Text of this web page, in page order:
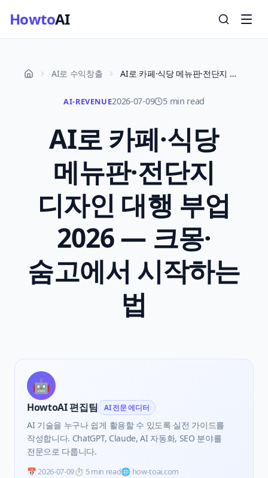
HowtoAI
AI로 수익창출 AI로 카페·식당 메뉴판·전단지 디자인 대행 부업 2026 — 크몽·숨고에서 시작하는 법
AI-REVENUE2026-07-09 5 min read
AI로 카페·식당
메뉴판·전단지
디자인 대행 부업
2026 — 크몽·
숨고에서 시작하는
법
🤖
HowtoAI 편집팀 AI 전문 에디터
AI 기술을 누구나 쉽게 활용할 수 있도록 실전 가이드를
작성합니다. ChatGPT, Claude, AI 자동화, SEO 분야를
전문으로 다룹니다.
📅2026-07-09⏱️ 5 min read🌐 how-toai.com